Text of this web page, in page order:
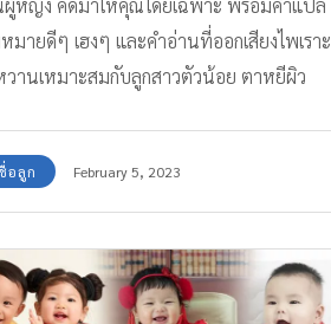
หญิง คัดมาให้คุณโดยเฉพาะ พร้อมคำแปล
มายดีๆ เฮงๆ และคำอ่านที่ออกเสียงไพเราะ
านเหมาะสมกับลูกสาวตัวน้อย ตาหยีผิว
อลูก February 5, 2023